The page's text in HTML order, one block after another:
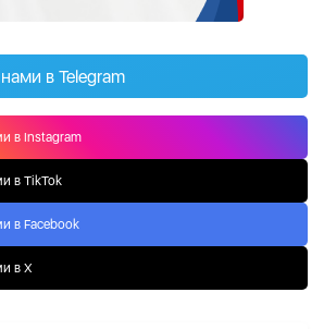
в Telegram
в Instagram
в TikTok
в Facebook
в X